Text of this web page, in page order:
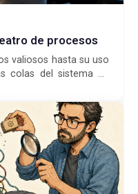
de procesos
valiosos hasta su uso
colas del sistema de